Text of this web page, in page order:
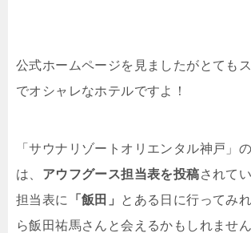
公式ホームページを見ましたがとても
でオシャレなホテルですよ！
「サウナリゾートオリエンタル神戸」
は、 アウフグース担当表を投稿されて
担当表に
「飯田」
とある日に行ってみ
ら飯田祐馬さんと会えるかもしれません